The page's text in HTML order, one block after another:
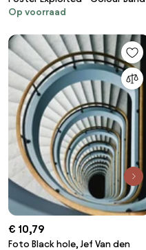
Op voorraad
€ 10,79
Foto Black hole, Jef Van den